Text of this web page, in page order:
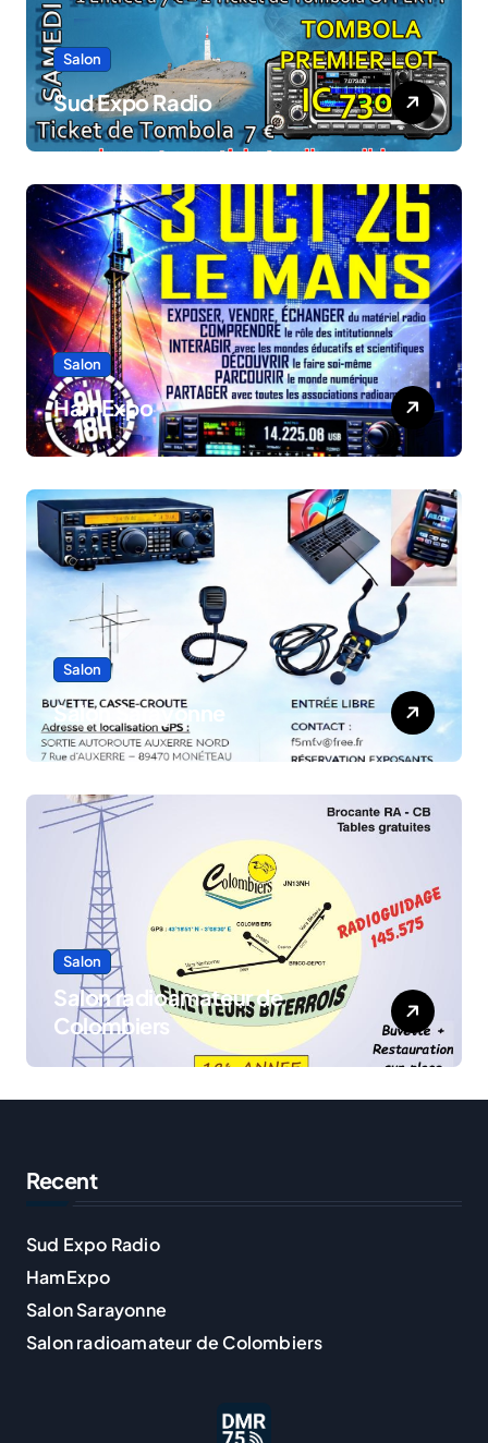
Salon
Sud Expo Radio
Salon
HamExpo
Salon
Salon Sarayonne
Salon
Salon radioamateur de
Colombiers
Recent
Sud Expo Radio
HamExpo
Salon Sarayonne
Salon radioamateur de Colombiers